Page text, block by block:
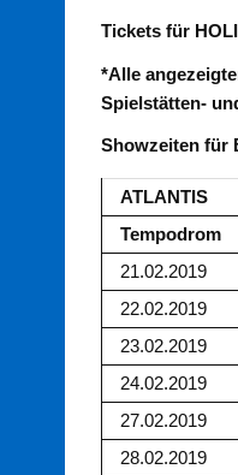
Tickets für
*Alle
Spielstätten-
Showzeiten für
ATLANTIS
Tempodrom
21.02.2019
22.02.2019
23.02.2019
24.02.2019
27.02.2019
28.02.2019